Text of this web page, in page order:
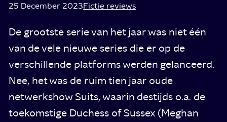
25 December 2023Fictie reviews
De grootste serie van het jaar was niet één
van de vele nieuwe series die er op de
verschillende platforms werden gelanceerd.
Nee, het was de ruim tien jaar oude
netwerkshow Suits, waarin destijds o.a. de
toekomstige Duchess of Sussex (Meghan